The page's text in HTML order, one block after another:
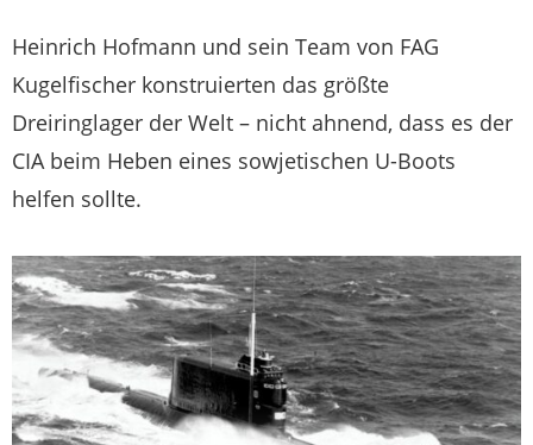
Heinrich Hofmann und sein Team von FAG
Kugelfischer konstruierten das größte
Dreiringlager der Welt – nicht ahnend, dass es der
CIA beim Heben eines sowjetischen U-Boots
helfen sollte.